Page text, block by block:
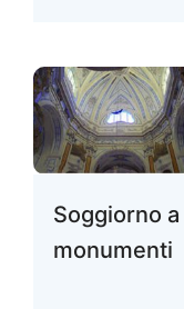
Soggiorno
monumenti